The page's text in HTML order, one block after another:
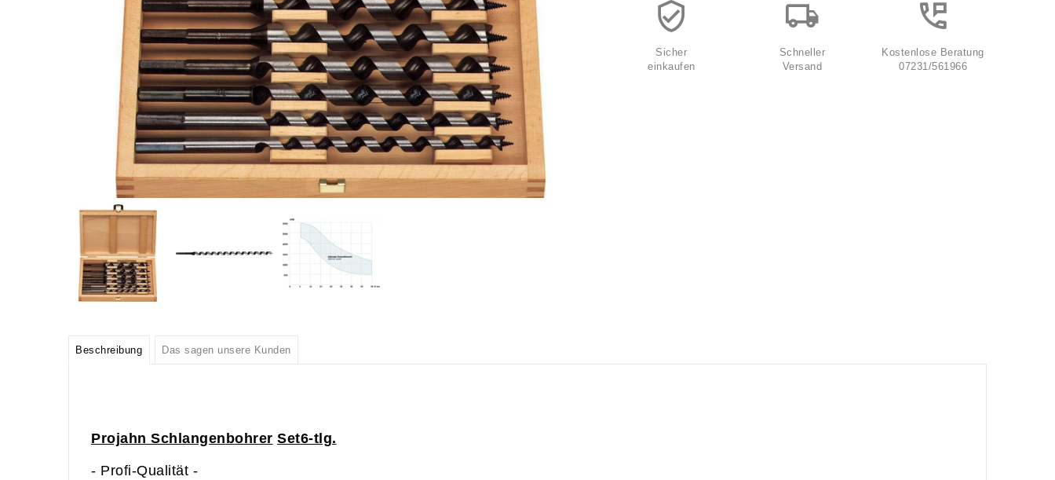
Sicher
einkaufen
Schneller
Versand
Kostenlose Beratung
07231/561966
Beschreibung Das sagen unsere Kunden
Projahn Schlangenbohrer Set6-tlg.
- Profi-Qualität -